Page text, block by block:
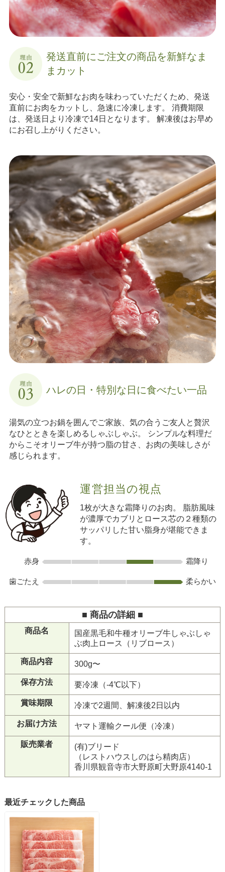
発送直前にご注文の商品を新鮮なま
まカット
安心・安全で新鮮なお肉を味わっていただくため、発送
直前にお肉をカットし、急速に冷凍します。 消費期限
は、発送日より冷凍で14日となります。 解凍後はお早め
にお召し上がりください。
ハレの日・特別な日に食べたい一品
湯気の立つお鍋を囲んでご家族、気の合うご友人と贅沢
なひとときを楽しめるしゃぶしゃぶ。 シンプルな料理だ
からこそオリーブ牛が持つ脂の甘さ、お肉の美味しさが
感じられます。
運営担当の視点
1枚が大きな霜降りのお肉。 脂肪風味
が濃厚でカブリとロース芯の２種類の
サッパリした甘い脂身が堪能できま
す。
赤身 霜降り
歯ごたえ 柔らかい
■ 商品の詳細 ■
商品名
国産黒毛和牛種オリーブ牛しゃぶしゃ
ぶ肉上ロース（リブロース）
商品内容
300g〜
保存方法
要冷凍（-4℃以下）
賞味期限
冷凍で2週間、解凍後2日以内
お届け方法
ヤマト運輸クール便（冷凍）
販売業者
(有)ブリード
（レストハウスしのはら精肉店）
香川県観音寺市大野原町大野原4140-1
最近チェックした商品